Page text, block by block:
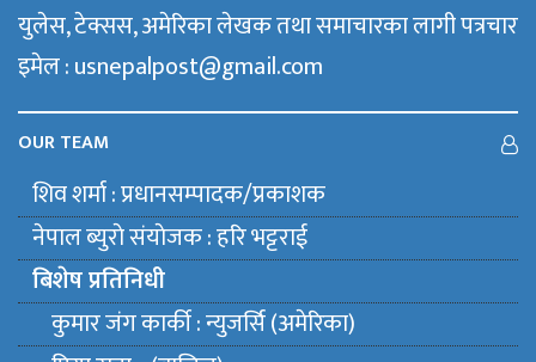
युलेस, टेक्सस, अमेरिका लेखक तथा समाचारका लागी पत्रचार
इमेल : usnepalpost@gmail.com
OUR TEAM
शिव शर्मा : प्रधानसम्पादक/प्रकाशक
नेपाल ब्युराे संयाेजक : हरि भट्टराई
बिशेष प्रतिनिधी
कुमार जंग कार्की : न्युजर्सि (अमेरिका)